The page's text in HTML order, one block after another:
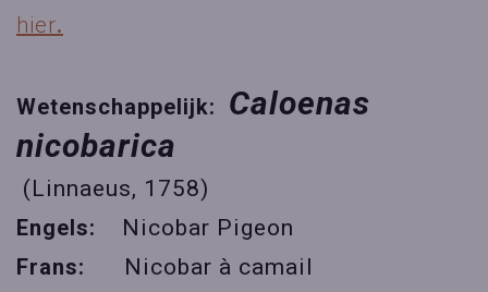
hier.
Wetenschappelijk: Caloenas
nicobarica
(Linnaeus, 1758)
Engels: Nicobar Pigeon
Frans: Nicobar à camail